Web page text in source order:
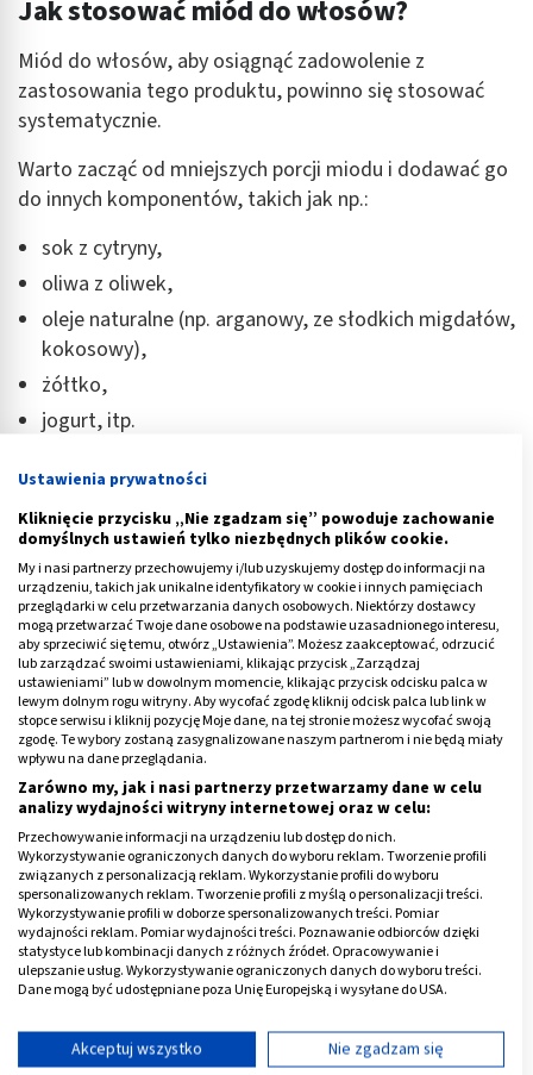
Jak stosować miód do włosów?
Miód do włosów, aby osiągnąć zadowolenie z
zastosowania tego produktu, powinno się stosować
systematycznie.
Warto zacząć od mniejszych porcji miodu i dodawać go
do innych komponentów, takich jak np.:
sok z cytryny,
oliwa z oliwek,
oleje naturalne (np. arganowy, ze słodkich migdałów,
kokosowy),
żółtko,
jogurt, itp.
Jeśli dopiero zaczynamy przygodę z wprowadzaniem
miodu do domowej łazienki, można do niewielkiej
ilości miodu dodać gotowy kosmetyk do włosów (np.
odżywkę lub maskę).
Taką miodową mieszankę przyrządza się tuż przed
użyciem i nakłada na włosy oraz skórę głowy na co
najmniej30 minut. Niekiedy zaleca się trzymanie
mikstury z miodem nawet 40-60 minut. Dobrze jest
schować włosy pod foliowym czepkiem lub turbanem z
ręcznika.
Aby kuracja z miodu szybciej zadziała i była skuteczna,
taki turban można osuszać ciepłym powietrzem z
suszarki.
Ważne jest aby po tym zabiegu dokładnie spłukać miód
z włosów pod bieżącą, ciepłą wodą. Wiele kosmetyczek
poleca użycie zwyklej odżywki o lekkiej konsystencji,
Reklama
Ustawienia prywatności
Kliknięcie przycisku „Nie zgadzam się” powoduje zachowanie
domyślnych ustawień tylko niezbędnych plików cookie.
My i nasi partnerzy przechowujemy i/lub uzyskujemy dostęp do informacji na
urządzeniu, takich jak unikalne identyfikatory w cookie i innych pamięciach
przeglądarki w celu przetwarzania danych osobowych. Niektórzy dostawcy
mogą przetwarzać Twoje dane osobowe na podstawie uzasadnionego interesu,
aby sprzeciwić się temu, otwórz „Ustawienia”. Możesz zaakceptować, odrzucić
lub zarządzać swoimi ustawieniami, klikając przycisk „Zarządzaj
ustawieniami” lub w dowolnym momencie, klikając przycisk odcisku palca w
lewym dolnym rogu witryny. Aby wycofać zgodę kliknij odcisk palca lub link w
stopce serwisu i kliknij pozycję Moje dane, na tej stronie możesz wycofać swoją
zgodę. Te wybory zostaną zasygnalizowane naszym partnerom i nie będą miały
wpływu na dane przeglądania.
Zarówno my, jak i nasi partnerzy przetwarzamy dane w celu
analizy wydajności witryny internetowej oraz w celu:
Przechowywanie informacji na urządzeniu lub dostęp do nich.
Wykorzystywanie ograniczonych danych do wyboru reklam. Tworzenie profili
związanych z personalizacją reklam. Wykorzystanie profili do wyboru
spersonalizowanych reklam. Tworzenie profili z myślą o personalizacji treści.
Wykorzystywanie profili w doborze spersonalizowanych treści. Pomiar
wydajności reklam. Pomiar wydajności treści. Poznawanie odbiorców dzięki
statystyce lub kombinacji danych z różnych źródeł. Opracowywanie i
ulepszanie usług. Wykorzystywanie ograniczonych danych do wyboru treści.
Dane mogą być udostępniane poza Unię Europejską i wysyłane do USA.
Wyświetl listę partnerów (11 dostawców IAB)
Akceptuj wszystko
Nie zgadzam się